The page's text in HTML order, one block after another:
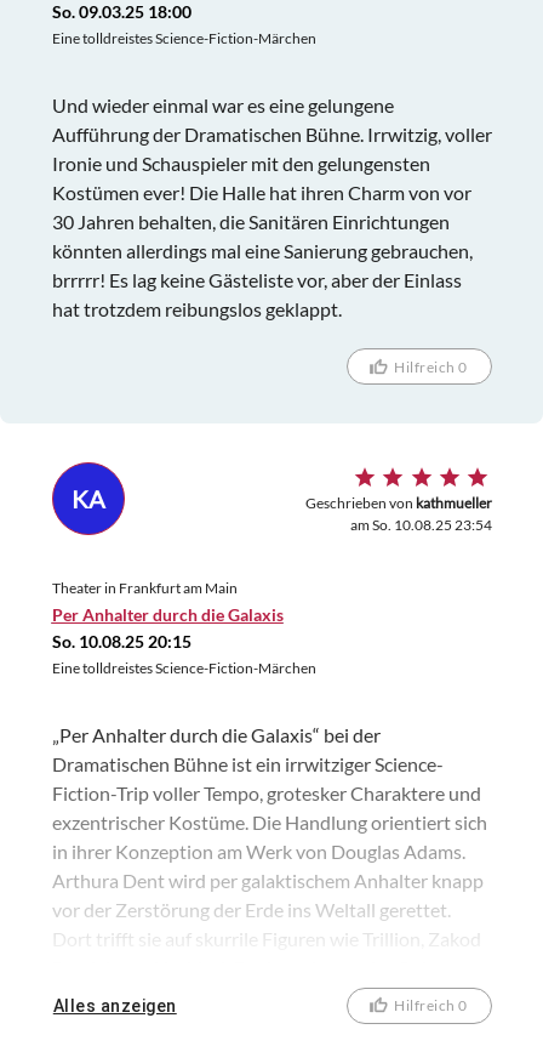
So. 09.03.25 18:00
Eine tolldreistes Science-Fiction-Märchen
Und wieder einmal war es eine gelungene
Aufführung der Dramatischen Bühne. Irrwitzig, voller
Ironie und Schauspieler mit den gelungensten
Kostümen ever! Die Halle hat ihren Charm von vor
30 Jahren behalten, die Sanitären Einrichtungen
könnten allerdings mal eine Sanierung gebrauchen,
brrrrr! Es lag keine Gästeliste vor, aber der Einlass
hat trotzdem reibungslos geklappt.
Hilfreich 0
KA Geschrieben von kathmueller
am So. 10.08.25 23:54
Theater in Frankfurt am Main
Per Anhalter durch die Galaxis
So. 10.08.25 20:15
Eine tolldreistes Science-Fiction-Märchen
„Per Anhalter durch die Galaxis“ bei der
Dramatischen Bühne ist ein irrwitziger Science-
Fiction-Trip voller Tempo, grotesker Charaktere und
exzentrischer Kostüme. Die Handlung orientiert sich
in ihrer Konzeption am Werk von Douglas Adams.
Arthura Dent wird per galaktischem Anhalter knapp
vor der Zerstörung der Erde ins Weltall gerettet.
Dort trifft sie auf skurrile Figuren wie Trillion, Zakod
und melancholische Planetendesigner – und kämpft
sich durch ein kosmisches Wirrwarr, das mit
Alles anzeigen Hilfreich 0